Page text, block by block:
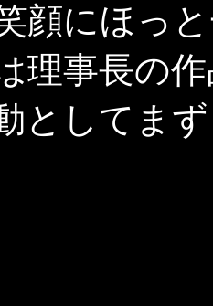
顔にほっ
理事長の
としてま